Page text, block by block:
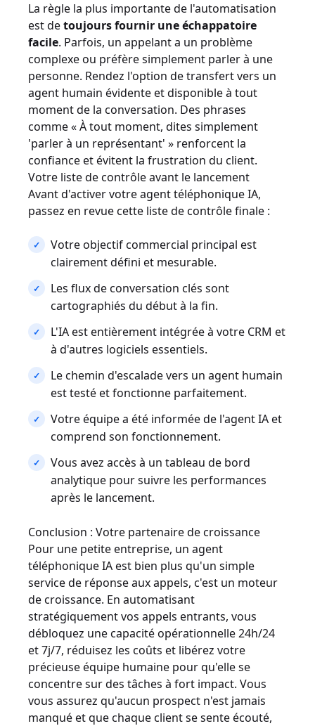
La règle la plus importante de l'automatisation
est detoujours fournir une échappatoire
facile. Parfois, un appelant a un problème
complexe ou préfère simplement parler à une
personne. Rendez l'option de transfert vers un
agent humain évidente et disponible à tout
moment de la conversation. Des phrases
comme « À tout moment, dites simplement
'parler à un représentant' » renforcent la
confiance et évitent la frustration du client.
Votre liste de contrôle avant le lancement
Avant d'activer votre agent téléphonique IA,
passez en revue cette liste de contrôle finale :
Votre objectif commercial principal est
clairement défini et mesurable.
Les flux de conversation clés sont
cartographiés du début à la fin.
L'IA est entièrement intégrée à votre CRM et
à d'autres logiciels essentiels.
Le chemin d'escalade vers un agent humain
est testé et fonctionne parfaitement.
Votre équipe a été informée de l'agent IA et
comprend son fonctionnement.
Vous avez accès à un tableau de bord
analytique pour suivre les performances
après le lancement.
Conclusion : Votre partenaire de croissance
Pour une petite entreprise, un agent
téléphonique IA est bien plus qu'un simple
service de réponse aux appels, c'est un moteur
de croissance. En automatisant
stratégiquement vos appels entrants, vous
débloquez une capacité opérationnelle 24h/24
et 7j/7, réduisez les coûts et libérez votre
précieuse équipe humaine pour qu'elle se
concentre sur des tâches à fort impact. Vous
vous assurez qu'aucun prospect n'est jamais
manqué et que chaque client se sente écouté,